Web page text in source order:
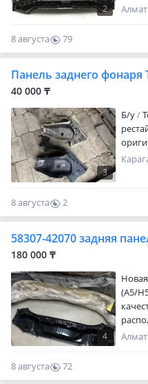
2
8 августа
79
0
Панель заднего фонаря
40 000 ₸
3
Б/y
8 августа
2
0
58307-42070 задняя
180 000 ₸
4
Новая
(A5/
8 августа
72